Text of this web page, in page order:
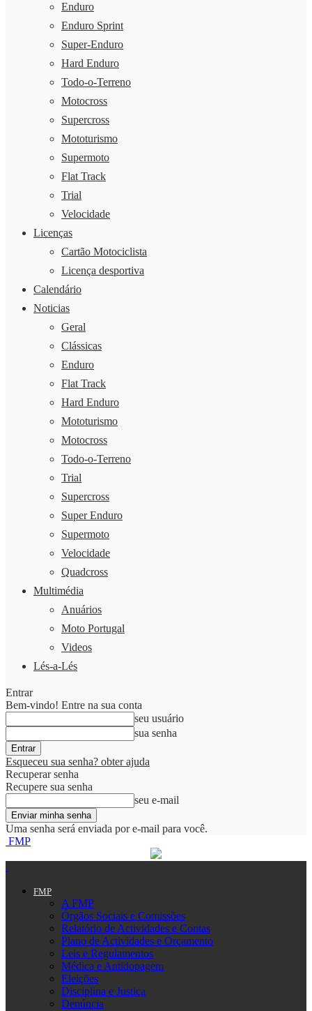
Enduro
Enduro Sprint
Super-Enduro
Hard Enduro
Todo-o-Terreno
Motocross
Supercross
Mototurismo
Supermoto
Flat Track
Trial
Velocidade
Licenças
Cartão Motociclista
Licença desportiva
Calendário
Noticias
Geral
Clássicas
Enduro
Flat Track
Hard Enduro
Mototurismo
Motocross
Todo-o-Terreno
Trial
Supercross
Super Enduro
Supermoto
Velocidade
Quadcross
Multimédia
Anuários
Moto Portugal
Videos
Lés-a-Lés
Entrar
Bem-vindo! Entre na sua conta
seu usuário
sua senha
Esqueceu sua senha? obter ajuda
Recuperar senha
Recupere sua senha
seu e-mail
Uma senha será enviada por e-mail para você.
FMP
FMP
A FMP
Órgãos Sociais e Comissões
Relatório de Actividades e Contas
Plano de Actividades e Orçamento
Leis e Regulamentos
Médica e Antidopagem
Eleições
Disciplina e Justiça
Denúncia